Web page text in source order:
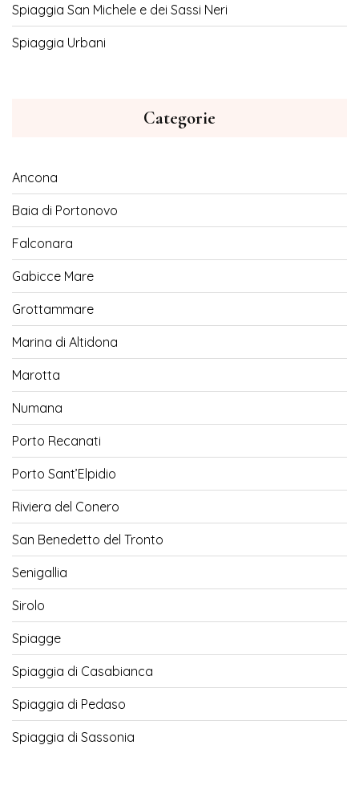
Spiaggia San Michele e dei Sassi Neri
Spiaggia Urbani
Categorie
Ancona
Baia di Portonovo
Falconara
Gabicce Mare
Grottammare
Marina di Altidona
Marotta
Numana
Porto Recanati
Porto Sant’Elpidio
Riviera del Conero
San Benedetto del Tronto
Senigallia
Sirolo
Spiagge
Spiaggia di Casabianca
Spiaggia di Pedaso
Spiaggia di Sassonia